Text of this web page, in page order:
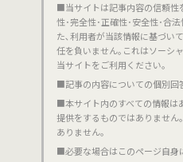
■当サイトは記事内容の信頼性
性･完全性･正確性･安全性･合
た､利用者が当該情報に基づい
任を負いません｡これはソーシ
当サイトをご利用ください｡
■記事の内容についての個別回
■本サイト内のすべての情報は
提供をするものではありませ
ありません｡
■必要な場合はこのページ自身